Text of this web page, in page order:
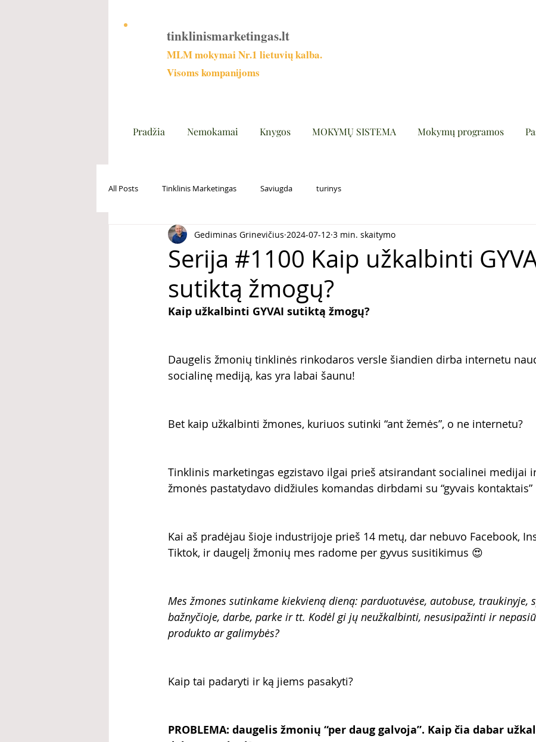
tinklinismarketingas.lt
MLM mokymai Nr.1 lietuvių kalba.
Visoms kompanijoms
Pradžia Nemokamai Knygos MOKYMŲ SISTEMA Mokymų programos
All Posts Tinklinis Marketingas Saviugda turinys
Serija #1100 Kaip užkalbinti
sutiktą žmogų?
Gediminas Grinevičius 2024-07-12 3 min. skaitymo
Kaip užkalbinti GYVAI sutiktą žmogų?
Daugelis žmonių tinklinės rinkodaros versle šiandien dirba internetu
socialinę mediją, kas yra labai šaunu!
Bet kaip užkalbinti žmones, kuriuos sutinki “ant žemės”, o ne internetu?
Tinklinis marketingas egzistavo ilgai prieš atsirandant socialinei medijai
žmonės pastatydavo didžiules komandas dirbdami su “gyvais kontaktais”
Kai aš pradėjau šioje industrijoje prieš 14 metų, dar nebuvo Facebook,
Tiktok, ir daugelį žmonių mes radome per gyvus susitikimus 😍
Mes žmones sutinkame kiekvieną dieną: parduotuvėse, autobuse, traukinyje,
bažnyčioje, darbe, parke ir tt. Kodėl gi jų neužkalbinti, nesusipažinti ir
produkto ar galimybės?
Kaip tai padaryti ir ką jiems pasakyti?
PROBLEMA: daugelis žmonių “per daug galvoja”. Kaip čia dabar